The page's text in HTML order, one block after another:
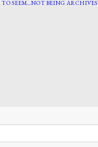
TO SEEM…NOT BEING ARCHIVES